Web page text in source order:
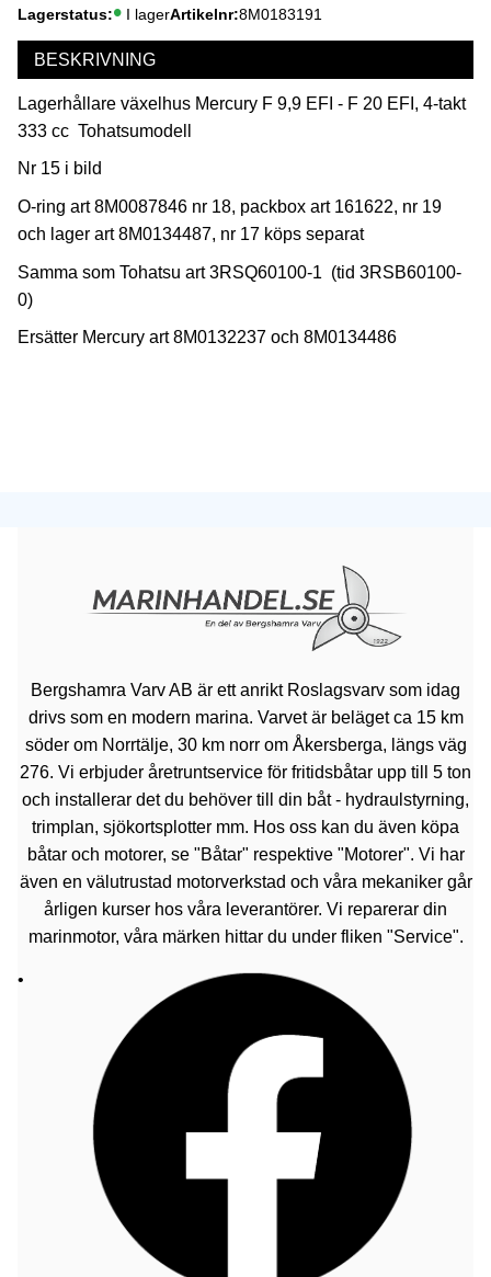
Lagerstatus I lagerArtikelnr 8M0183191
BESKRIVNING
Lagerhållare växelhus Mercury F 9,9 EFI - F 20 EFI, 4-takt
333 cc Tohatsumodell
Nr 15 i bild
O-ring art 8M0087846 nr 18, packbox art 161622, nr 19
och lager art 8M0134487, nr 17 köps separat
Samma som Tohatsu art 3RSQ60100-1 (tid 3RSB60100-
0)
Ersätter Mercury art 8M0132237 och 8M0134486
Bergshamra Varv AB är ett anrikt Roslagsvarv som idag
drivs som en modern marina. Varvet är beläget ca 15 km
söder om Norrtälje, 30 km norr om Åkersberga, längs väg
276. Vi erbjuder åretruntservice för fritidsbåtar upp till 5 ton
och installerar det du behöver till din båt - hydraulstyrning,
trimplan, sjökortsplotter mm. Hos oss kan du även köpa
båtar och motorer, se "Båtar" respektive "Motorer". Vi har
även en välutrustad motorverkstad och våra mekaniker går
årligen kurser hos våra leverantörer. Vi reparerar din
marinmotor, våra märken hittar du under fliken "Service".